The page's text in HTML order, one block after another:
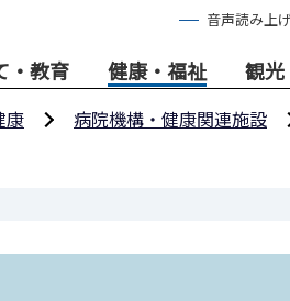
音声読み上
・教育 健康・福祉 観
康 病院機構・健康関連施設